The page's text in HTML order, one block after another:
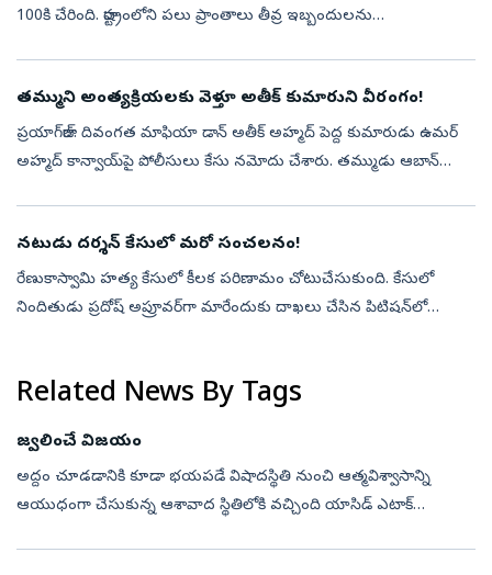
100కి చేరింది. రాష్ట్రంలోని పలు ప్రాంతాలు తీవ్ర ఇబ్బందులను
తమ్ముని అంత్యక్రియలకు వెళ్తూ అతీక్‌ కుమారుని వీరంగం!
ప్రయాగ్‌రాజ్: దివంగత మాఫియా డాన్ అతీక్‌ అహ్మద్ పెద్ద కుమారుడు ఉమర్
అహ్మద్ కాన్వాయ్‌పై పోలీసులు కేసు నమోదు చేశారు. తమ్ముడు ఆబాన్
నటుడు దర్శన్‌ కేసులో మరో సంచలనం!
రేణుకాస్వామి హత్య కేసులో కీలక పరిణామం చోటుచేసుకుంది. కేసులో
నిందితుడు ప్రదోష్‌ అప్రూవర్‌గా మారేందుకు దాఖలు చేసిన పిటిషన్‌లో
Related News By Tags
జ్వలించే విజయం
అద్దం చూడడానికి కూడా భయపడే విషాదస్థితి నుంచి ఆత్మవిశ్వాసాన్ని
ఆయుధంగా చేసుకున్న ఆశావాద స్థితిలోకి వచ్చింది యాసిడ్‌ ఎటాక్‌